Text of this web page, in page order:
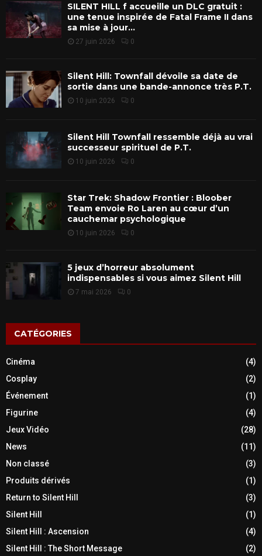
SILENT HILL f accueille un DLC gratuit :
une tenue inspirée de Fatal Frame II dans
sa mise à jour...
27 juin 2026 0
Silent Hill: Townfall dévoile sa date de
sortie dans une bande-annonce très P.T.
10 juin 2026 0
Silent Hill Townfall ressemble déjà au vrai
successeur spirituel de P.T.
10 juin 2026 0
Star Trek: Shadow Frontier : Bloober
Team envoie Ro Laren au cœur d’un
cauchemar psychologique
10 juin 2026 0
5 jeux d’horreur absolument
indispensables si vous aimez Silent Hill
7 mai 2026 0
CATÉGORIES
Cinéma
(4)
Cosplay
(2)
Événement
(1)
Figurine
(4)
Jeux Vidéo
(28)
News
(11)
Non classé
(3)
Produits dérivés
(1)
Return to Silent Hill
(3)
Silent Hill
(1)
Silent Hill : Ascension
(4)
Silent Hill : The Short Message
(2)